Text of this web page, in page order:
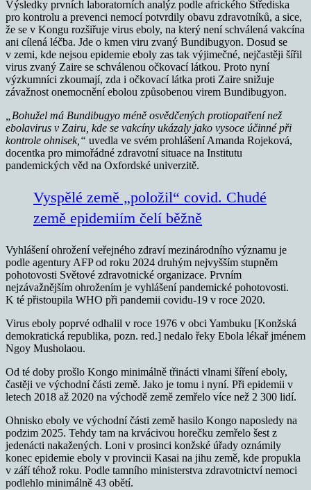
Výsledky prvních laboratorních analýz podle afrického Střediska
pro kontrolu a prevenci nemocí potvrdily obavu zdravotníků, a sice,
že se v Kongu rozšiřuje virus eboly, na který není schválená vakcína
ani cílená léčba. Jde o kmen viru zvaný Bundibugyon. Dosud se
v zemi, kde nejsou epidemie eboly zas tak výjimečné, nejčastěji šířil
virus zvaný Zaire se schválenou očkovací látkou. Proto nyní
výzkumníci zkoumají, zda i očkovací látka proti Zaire snižuje
závažnost onemocnění ebolou způsobenou virem Bundibugyon.
„Bohužel má Bundibugyo méně osvědčených protiopatření než
ebolavirus v Zairu, kde se vakcíny ukázaly jako vysoce účinné při
kontrole ohnisek,“ uvedla ve svém prohlášení Amanda Rojeková,
docentka pro mimořádné zdravotní situace na Institutu
pandemických věd na Oxfordské univerzitě.
Vyspělé země „položil“ covid. Chudé
země epidemiím čelí běžně
Vyhlášení ohrožení veřejného zdraví mezinárodního významu je
podle agentury AFP od roku 2024 druhým nejvyšším stupněm
pohotovosti Světové zdravotnické organizace. Prvním
nejzávažnějším ohrožením je vyhlášení pandemické pohotovosti.
K té přistoupila WHO při pandemii covidu-19 v roce 2020.
Virus eboly poprvé odhalil v roce 1976 v obci Yambuku [Konžská
demokratická republika, pozn. red.] nedalo řeky Ebola lékař jménem
Ngoy Musholaou.
Od té doby prošlo Kongo minimálně třinácti vlnami šíření eboly,
častěji ve východní části země. Jako je tomu i nyní. Při epidemii v
letech 2018 až 2020 na východě země zemřelo více než 2 300 lidí.
Ohnisko eboly ve východní části země hasilo Kongo naposledy na
podzim 2025. Tehdy tam na krvácivou horečku zemřelo šest z
jedenácti nakažených. Loni v prosinci konžské úřady oznámily
konec epidemie eboly v provincii Kasai na jihu země, kde propukla
v září téhož roku. Podle tamního ministerstva zdravotnictví nemoci
podlehlo minimálně 43 obětí.